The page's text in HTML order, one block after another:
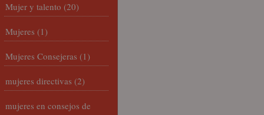
Mujer y talento (20)
Mujeres (1)
Mujeres Consejeras (1)
mujeres directivas (2)
mujeres en consejos de